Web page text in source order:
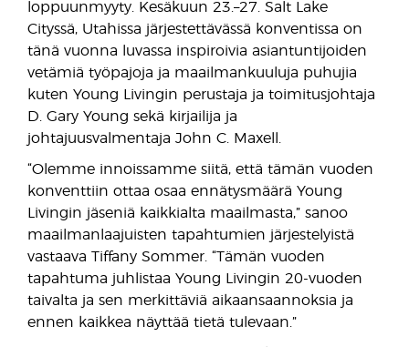
loppuunmyyty. Kesäkuun 23.–27. Salt Lake
Cityssä, Utahissa järjestettävässä konventissa on
tänä vuonna luvassa inspiroivia asiantuntijoiden
vetämiä työpajoja ja maailmankuuluja puhujia
kuten Young Livingin perustaja ja toimitusjohtaja
D. Gary Young sekä kirjailija ja
johtajuusvalmentaja John C. Maxell.
“Olemme innoissamme siitä, että tämän vuoden
konventtiin ottaa osaa ennätysmäärä Young
Livingin jäseniä kaikkialta maailmasta,” sanoo
maailmanlaajuisten tapahtumien järjestelyistä
vastaava Tiffany Sommer. “Tämän vuoden
tapahtuma juhlistaa Young Livingin 20-vuoden
taivalta ja sen merkittäviä aikaansaannoksia ja
ennen kaikkea näyttää tietä tulevaan.”